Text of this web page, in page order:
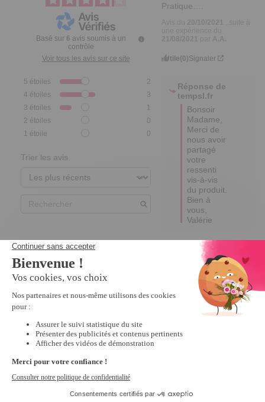
Basé sur 6 avis soumis à un
contrôle
Voir tous les avis sur ce site
5 étoiles
2
4 étoiles
3
3 étoiles
1
2 étoiles
0
1 étoile 0
Trier les avis
Pratique….
Utile(0)Signaler
Réponse de
tempsl.fr
Bonsoir
Madame,
Merci de
nous avoir
partagé
votre
ressenti
vis-à-vis
du produit.
Bien à
vous,
Valérie
Avis vérifié
Je suis toujours en
attente de ces boules;
Pas encore reçu
Avis du
une expérience du